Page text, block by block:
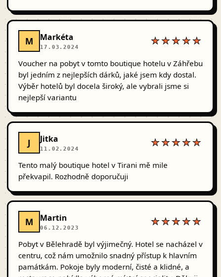
M Markéta
17.03.2024
★★★★★
Voucher na pobyt v tomto boutique hotelu v Záhřebu
byl jedním z nejlepších dárků, jaké jsem kdy dostal.
Výběr hotelů byl docela široký, ale vybrali jsme si
nejlepší variantu
J Jitka
11.02.2024
★★★★★
Tento malý boutique hotel v Tirani mě mile
překvapil. Rozhodně doporučuji
M Martin
06.12.2023
★★★★★
Pobyt v Bělehradě byl výjimečný. Hotel se nacházel v
centru, což nám umožnilo snadný přístup k hlavním
památkám. Pokoje byly moderní, čisté a klidné, a